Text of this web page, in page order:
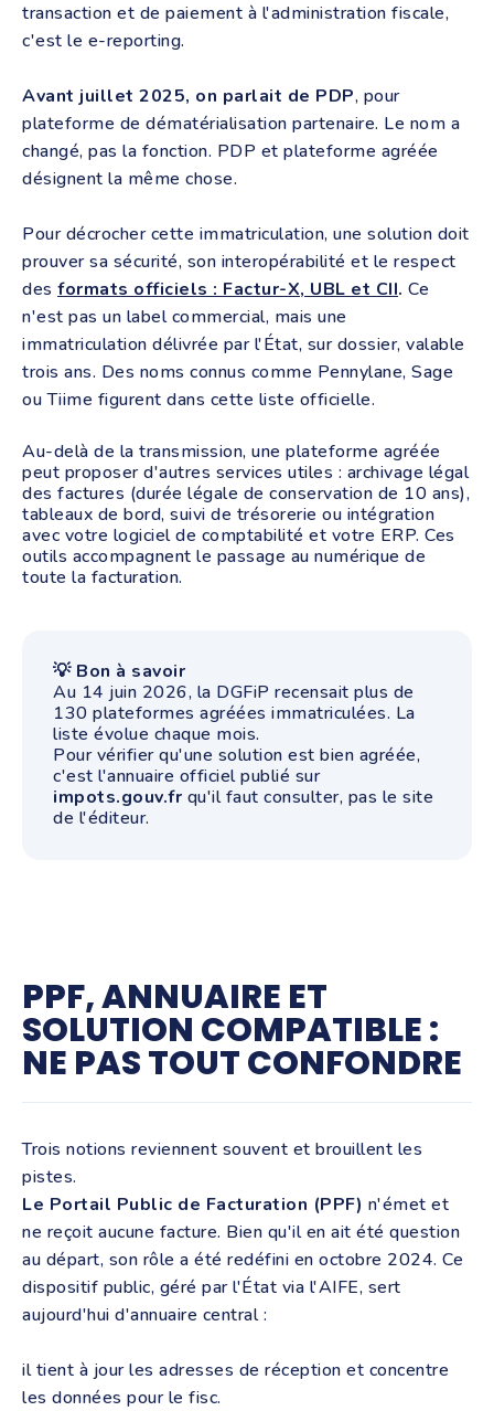
transaction et de paiement à l'administration fiscale,
c'est le e-reporting.
Avant juillet 2025, on parlait de PDP, pour
plateforme de dématérialisation partenaire. Le nom a
changé, pas la fonction. PDP et plateforme agréée
désignent la même chose.
Pour décrocher cette immatriculation, une solution doit
prouver sa sécurité, son interopérabilité et le respect
des formats officiels : Factur-X, UBL et CII. Ce
n'est pas un label commercial, mais une
immatriculation délivrée par l'État, sur dossier, valable
trois ans. Des noms connus comme Pennylane, Sage
ou Tiime figurent dans cette liste officielle.
Au-delà de la transmission, une plateforme agréée
peut proposer d'autres services utiles : archivage légal
des factures (durée légale de conservation de 10 ans),
tableaux de bord, suivi de trésorerie ou intégration
avec votre logiciel de comptabilité et votre ERP. Ces
outils accompagnent le passage au numérique de
toute la facturation.
💡 Bon à savoir
Au 14 juin 2026, la DGFiP recensait plus de
130 plateformes agréées immatriculées. La
liste évolue chaque mois.
Pour vérifier qu'une solution est bien agréée,
c'est l'annuaire officiel publié sur
impots.gouv.fr qu'il faut consulter, pas le site
de l'éditeur.
PPF, ANNUAIRE ET
SOLUTION COMPATIBLE :
NE PAS TOUT CONFONDRE
Trois notions reviennent souvent et brouillent les
pistes.
Le Portail Public de Facturation (PPF) n'émet et
ne reçoit aucune facture. Bien qu'il en ait été question
au départ, son rôle a été redéfini en octobre 2024. Ce
dispositif public, géré par l'État via l'AIFE, sert
aujourd'hui d'annuaire central :
il tient à jour les adresses de réception et concentre
les données pour le fisc.